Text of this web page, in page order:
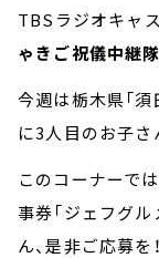
TBSラジオキャ
ゃきご祝儀中継隊
今週は栃木県「
に3人目のお子さ
このコーナーで
事券「ジェフグ
ん、是非ご応募を！